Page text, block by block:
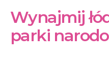
Wynajmij
parki